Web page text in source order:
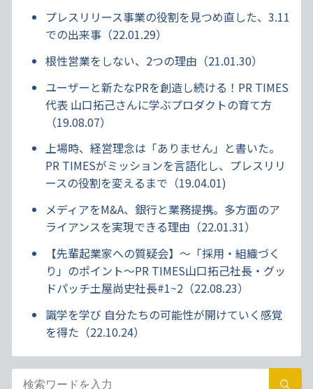
プレスリリース事業の役割を見つめ直した、3.11
での出来事（22.01.29）
根性営業をしない、2つの理由（21.01.30）
ユーザーと新たなPRを創造し続ける！PR TIMES
代表 山口拓己さんに学ぶプロダクトの育て方
（19.08.07）
上場時、経営理念は「ありません」と書いた。
PR TIMESがミッションを言語化し、プレスリリ
ースの役割を変えるまで（19.04.01)
メディアをM&A、銀行と業務提携。多方面のア
ライアンスを実現できる理由（22.01.31）
【先輩起業家への質疑会】～「採用・組織づく
り」のポイント～PR TIMES山口拓己社長・グッ
ドパッチ土屋尚史社長#1~2（22.08.23）
識学を学び 自分たちの可能性が開けていく感覚
を得た（22.10.24）